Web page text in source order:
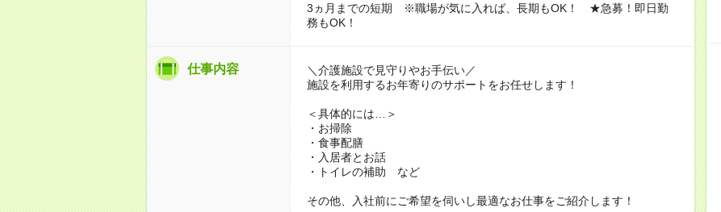
3ヵ月までの短期 ※職場が気に入れば、長期もOK！ ★急募！即日勤
務もOK！
仕事内容
＼介護施設で見守りやお手伝い／
施設を利用するお年寄りのサポートをお任せします！
＜具体的には…＞
・お掃除
・食事配膳
・入居者とお話
・トイレの補助 など
その他、入社前にご希望を伺いし最適なお仕事をご紹介します！